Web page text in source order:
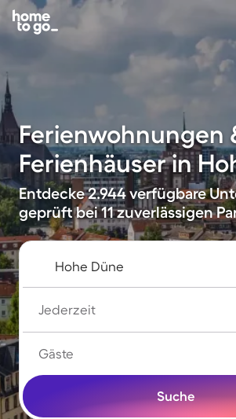
Ferienwohnungen
Ferienhäuser in
Entdecke 2.944 verfügbare
geprüft bei 11 zuverlässigen
Jederzeit
Gäste
Suche